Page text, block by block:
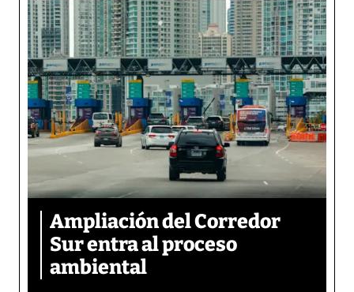
Ampliación del Corredor
Sur entra al proceso
ambiental